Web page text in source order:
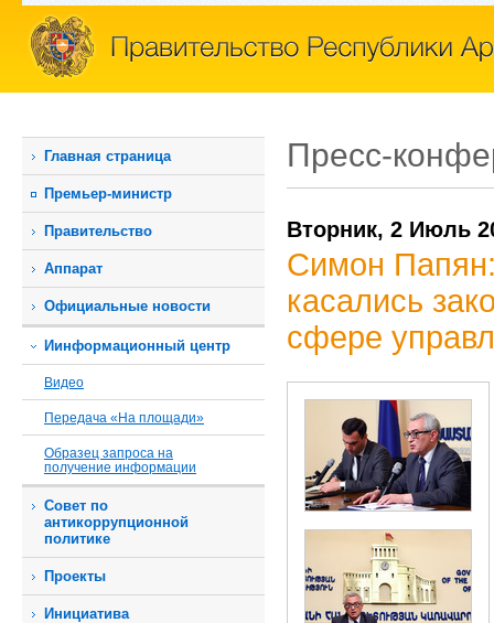
Главная страница
Премьер-министр
Правительство
Аппарат
Официальные новости
Иинформационный центр
Видео
Передача «На площади»
Образец запроса на
получение информации
Совет по
антикоррупционной
политике
Проекты
Инициатива
Пресс-
Вторник, 2 Июль
Симон
касались
сфере